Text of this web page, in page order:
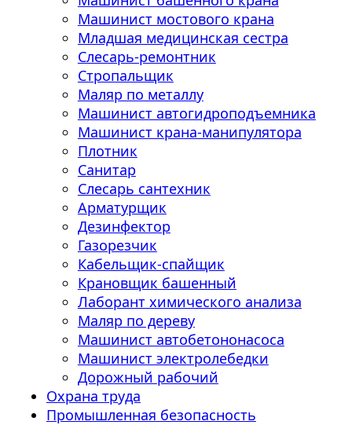
Машинист мостового крана
Младшая медицинская сестра
Слесарь-ремонтник
Стропальщик
Маляр по металлу
Машинист автогидроподъемника
Машинист крана-манипулятора
Плотник
Санитар
Слесарь сантехник
Арматурщик
Дезинфектор
Газорезчик
Кабельщик-спайщик
Крановщик башенный
Лаборант химического анализа
Маляр по дереву
Машинист автобетононасоса
Машинист электролебедки
Дорожный рабочий
Охрана труда
Промышленная безопасность